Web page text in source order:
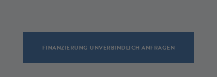
FINANZIERUNG UNVERBINDLICH ANFRAGEN